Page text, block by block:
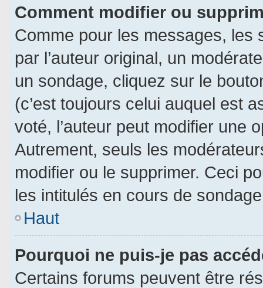
Comment modifier ou
Comme pour les messages, les
par l’auteur original, un
un sondage, cliquez sur le
(c’est toujours celui auquel est
voté, l’auteur peut modifier une
Autrement, seuls les
modifier ou le supprimer. Ceci
les intitulés en cours de
Haut
Pourquoi ne puis-je pas
Certains forums peuvent être